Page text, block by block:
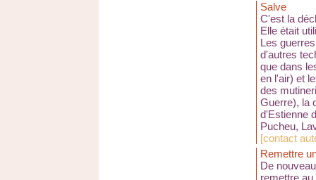
Salve
C'est la
Elle était
Les
d'autres
que dans
en l'air) et
des
Guerre), la
d'Estienne
Pucheu,
[contact
Remettre
De
remettre